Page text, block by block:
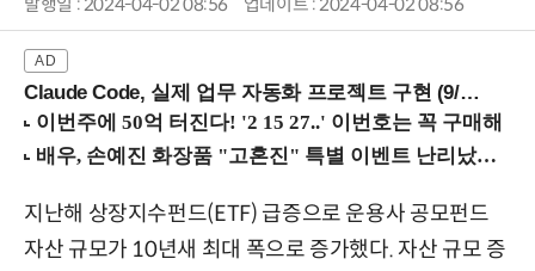
발행일 : 2024-04-02 08:56 업데이트 : 2024-04-02 08:56
Claude Code, 실제 업무 자동화 프로젝트 구현 (9/16 ~17 강남역)
지난해 상장지수펀드(ETF) 급증으로 운용사 공모펀드
자산 규모가 10년새 최대 폭으로 증가했다. 자산 규모 증